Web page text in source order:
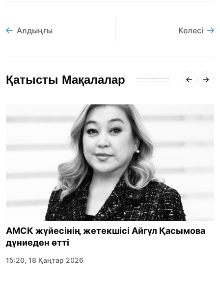
Алдыңғы Келесі
Қатысты Мақалалар
АМСК жүйесінің жетекшісі Айгүл Қасымова
дүниеден өтті
15:20, 18 Қаңтар 2026